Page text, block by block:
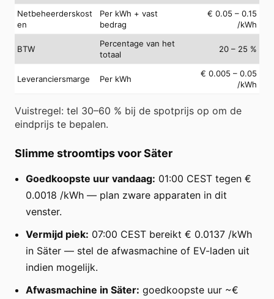
Netbeheerderskost
en
Per kWh + vast
bedrag
€ 0.05 – 0.15
/kWh
BTW
Percentage van het
totaal
20 – 25 %
Leveranciersmarge Per kWh
€ 0.005 – 0.05
/kWh
Vuistregel: tel 30–60 % bij de spotprijs op om de
eindprijs te bepalen.
Slimme stroomtips voor Säter
Goedkoopste uur vandaag: 01:00 CEST tegen €
0.0018 /kWh — plan zware apparaten in dit
venster.
Vermijd piek: 07:00 CEST bereikt € 0.0137 /kWh
in Säter — stel de afwasmachine of EV-laden uit
indien mogelijk.
Afwasmachine in Säter: goedkoopste uur ~€